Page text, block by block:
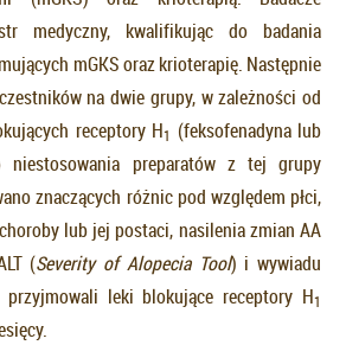
medyczny, kwalifikując do badania
mGKS oraz krioterapię. Następnie
na dwie grupy, w zależności od
receptory H1 (feksofenadyna lub
niestosowania preparatów z tej grupy
znaczących różnic pod względem płci,
lub jej postaci, nasilenia zmian AA
(Severity of Alopecia Tool) i wywiadu
przyjmowali leki blokujące receptory H1